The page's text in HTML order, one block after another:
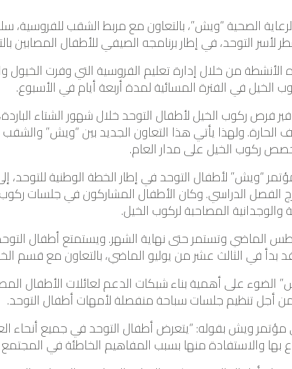
الصحية “ويش”، بالتعاون مع مربط الشقب
التوحد، في إطار برنامجه الصيفي للأطفال المصابين
من خلال إدارة تعليم الفروسية التي وفرت الخيول
الخيل في الفترة المسائية لمدة أربعة أيام في الأسبوع.
فرص ركوب الخيل لأطفال التوحد خلال شهور الشتاء
ولهذا يأتي هذا التعاون الجديد بين “ويش”
ركوب الخيل على مدار العام.
“ويش” لأطفال التوحد في إطار الخطة الوطنية للتوحد،
الفصل الدراسي. وكان الأطفال المشاركون في جلسات
والوجدانية المصاحبة لركوب الخيل.
ركوب الخيل بتاريخ 6 أغسطس الماضي وتستمر حتى نهاية الشهر. ويستمتع
بدأ في الثالث عشر من يوليو الماضي، بالتعاون مع قسم
الضوء على أهمية بناء شبكات الدعم لعائلات الأطفال
أجل تنظيم جلسات سباحة منفصلة لأمهات أطفال التوحد.
ويش بقوله: “يتعرض أطفال التوحد في جميع أنحاء
بها والاستفادة منها بسبب المفاهيم الخاطئة في